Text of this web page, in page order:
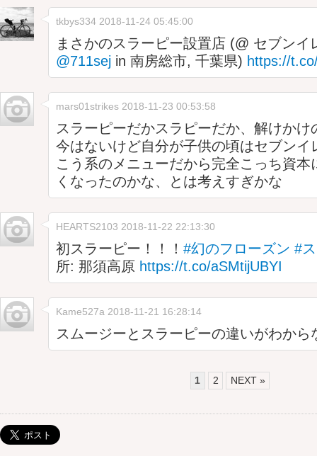
tkbys334 2018-11-24 05:45:00
まさかのスラーピー設置店 (@ セブンイ
@711sej in 南房総市, 千葉県) https://
mars01strikes 2018-11-23 00:53:58
スラーピーだかスラピーだか、解けか
今はないけど自分が子供の頃はセブン
こう系のメニューだから完全こっち資
くなったのかな、とは考えすぎかな
HEARTS2103 2018-11-22 22:13:30
初スラーピー！！！ #幻のフローズン #
所: 那須高原 https://t.co/aSMtijUBYI
Kame527a 2018-11-21 16:28:14
スムージーとスラーピーの違いがわから
1 2 NEXT »